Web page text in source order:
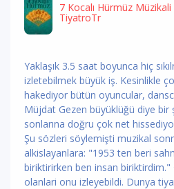
7 Kocalı Hürmüz Müzikali
TiyatroTr
Yaklaşık 3.5 saat boyunca hiç
izletebilmek büyük iş. Kesinlikle
hakediyor bütün oyuncular,
Müjdat Gezen büyüklüğü diye bir
sonlarına doğru çok net
Şu sözleri söylemişti muzikal
alkislayanlara: "1953 ten beri
biriktirirken ben insan biriktirdim."
olanlari onu izleyebildi. Dunya